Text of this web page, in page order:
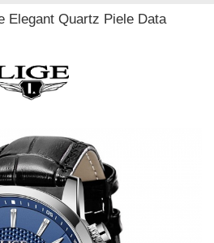
Elegant Quartz Piele Data